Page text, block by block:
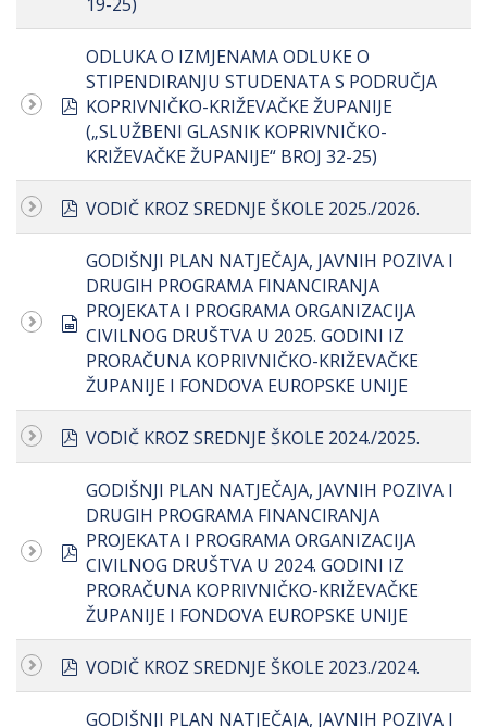
pdf
ODLUKA O IZMJENAMA ODLUKE O
STIPENDIRANJU STUDENATA S PODRUČJA
KOPRIVNIČKO-KRIŽEVAČKE ŽUPANIJE
(„SLUŽBENI GLASNIK KOPRIVNIČKO-
KRIŽEVAČKE ŽUPANIJE“ BROJ 32-25)
pdf
VODIČ KROZ SREDNJE ŠKOLE 2025./2026.
spreadsheet
GODIŠNJI PLAN NATJEČAJA, JAVNIH POZIVA I
DRUGIH PROGRAMA FINANCIRANJA
PROJEKATA I PROGRAMA ORGANIZACIJA
CIVILNOG DRUŠTVA U 2025. GODINI IZ
PRORAČUNA KOPRIVNIČKO-KRIŽEVAČKE
ŽUPANIJE I FONDOVA EUROPSKE UNIJE
pdf
VODIČ KROZ SREDNJE ŠKOLE 2024./2025.
pdf
GODIŠNJI PLAN NATJEČAJA, JAVNIH POZIVA I
DRUGIH PROGRAMA FINANCIRANJA
PROJEKATA I PROGRAMA ORGANIZACIJA
CIVILNOG DRUŠTVA U 2024. GODINI IZ
PRORAČUNA KOPRIVNIČKO-KRIŽEVAČKE
ŽUPANIJE I FONDOVA EUROPSKE UNIJE
pdf
VODIČ KROZ SREDNJE ŠKOLE 2023./2024.
GODIŠNJI PLAN NATJEČAJA, JAVNIH POZIVA I